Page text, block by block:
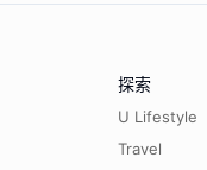
探索
U Lifestyle
Travel